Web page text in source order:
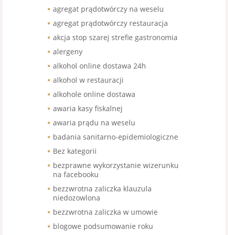
agregat prądotwórczy na weselu
agregat prądotwórczy restauracja
akcja stop szarej strefie gastronomia
alergeny
alkohol online dostawa 24h
alkohol w restauracji
alkohole online dostawa
awaria kasy fiskalnej
awaria prądu na weselu
badania sanitarno-epidemiologiczne
Bez kategorii
bezprawne wykorzystanie wizerunku
na facebooku
bezzwrotna zaliczka klauzula
niedozowlona
bezzwrotna zaliczka w umowie
blogowe podsumowanie roku